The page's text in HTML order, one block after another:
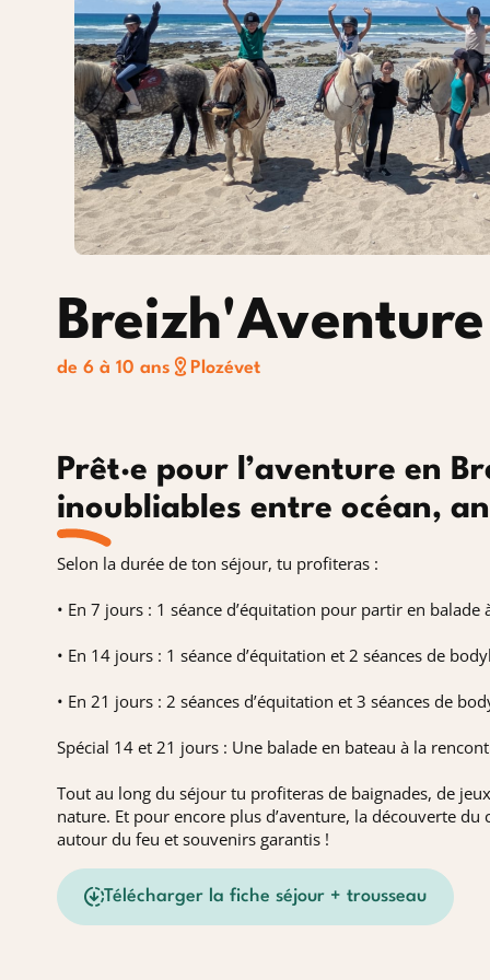
Courchevel 1850
Breizh'Aventure
de 6 à 10 ans Plozévet
Prêt·e pour l’aventure en
inoubliables entre océan,
Selon la durée de ton séjour, tu profiteras :
• En 7 jours : 1 séance d’équitation pour partir en
• En 14 jours : 1 séance d’équitation et 2 séances de
• En 21 jours : 2 séances d’équitation et 3 séances de
Spécial 14 et 21 jours : Une balade en bateau à la
Tout au long du séjour tu profiteras de baignades, de
nature. Et pour encore plus d’aventure, la découverte
autour du feu et souvenirs garantis !
Télécharger la fiche séjour + trousseau